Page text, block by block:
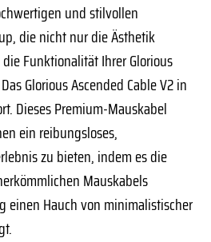
und stilvollen
die nicht nur die Ästhetik
Funktionalität Ihrer Glorious
Glorious Ascended Cable V2 in
Dieses Premium-Mauskabel
ein reibungsloses,
zu bieten, indem es die
Mauskabels
einen Hauch von minimalistischer